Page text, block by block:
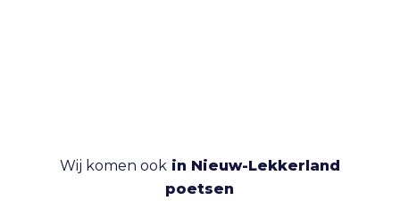
Wij komen ook in Nieuw-Lekkerland
poetsen